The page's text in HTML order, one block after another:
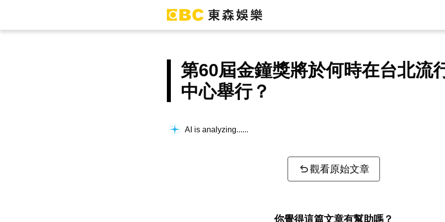
第60屆金鐘獎將於何時在台北流
中心舉行？
AI is analyzing...
觀看原始文章
你覺得這篇文章有幫助嗎？